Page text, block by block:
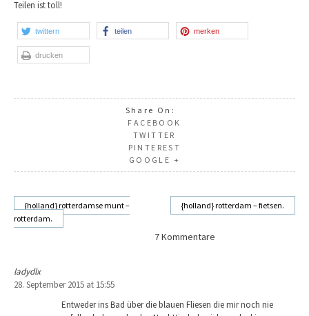
Teilen ist toll!
twittern teilen merken
drucken
Share On:
FACEBOOK
TWITTER
PINTEREST
GOOGLE +
Beitragsnavigation
{holland} rotterdamse munt –
rotterdam.
{holland} rotterdam – fietsen.
7 Kommentare
ladydlx
28. September 2015 at 15:55
Entweder ins Bad über die blauen Fliesen die mir noch nie